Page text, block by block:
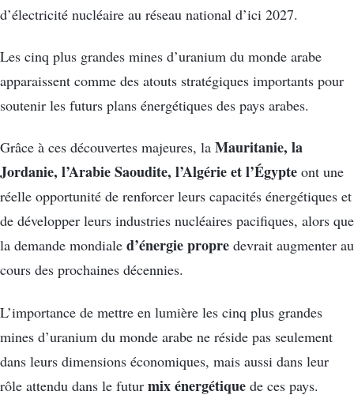
d’électricité nucléaire au réseau national d’ici 2027.
Les cinq plus grandes mines d’uranium du monde arabe
apparaissent comme des atouts stratégiques importants pour
soutenir les futurs plans énergétiques des pays arabes.
Grâce à ces découvertes majeures, la Mauritanie, la
Jordanie, l’Arabie Saoudite, l’Algérie et l’Égypte ont une
réelle opportunité de renforcer leurs capacités énergétiques et
de développer leurs industries nucléaires pacifiques, alors que
la demande mondiale d’énergie propre devrait augmenter au
cours des prochaines décennies.
L’importance de mettre en lumière les cinq plus grandes
mines d’uranium du monde arabe ne réside pas seulement
dans leurs dimensions économiques, mais aussi dans leur
rôle attendu dans le futur mix énergétique de ces pays.